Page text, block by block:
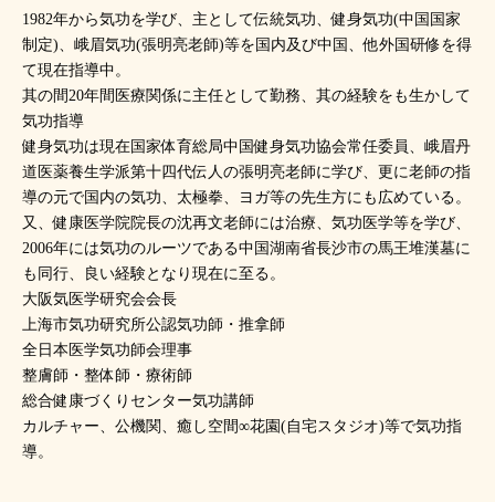
1982年から気功を学び、主として伝統気功、健身気功(中国国家
制定)、峨眉気功(張明亮老師)等を国内及び中国、他外国研修を得
て現在指導中。
其の間20年間医療関係に主任として勤務、其の経験をも生かして
気功指導
健身気功は現在国家体育総局中国健身気功協会常任委員、峨眉丹
道医薬養生学派第十四代伝人の張明亮老師に学び、更に老師の指
導の元で国内の気功、太極拳、ヨガ等の先生方にも広めている。
又、健康医学院院長の沈再文老師には治療、気功医学等を学び、
2006年には気功のルーツである中国湖南省長沙市の馬王堆漢墓に
も同行、良い経験となり現在に至る。
大阪気医学研究会会長
上海市気功研究所公認気功師・推拿師
全日本医学気功師会理事
整膚師・整体師・療術師
総合健康づくりセンター気功講師
カルチャー、公機関、癒し空間∞花園(自宅スタジオ)等で気功指
導。